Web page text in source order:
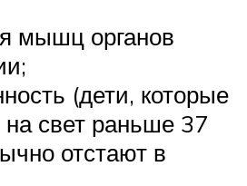
мышц органов
(дети, которые
свет раньше 37
отстают в